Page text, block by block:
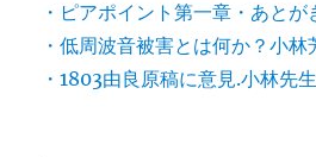
・ピアポイント第一章・あとが
・低周波音被害とは何か？小林
・1803由良原稿に意見.小林先